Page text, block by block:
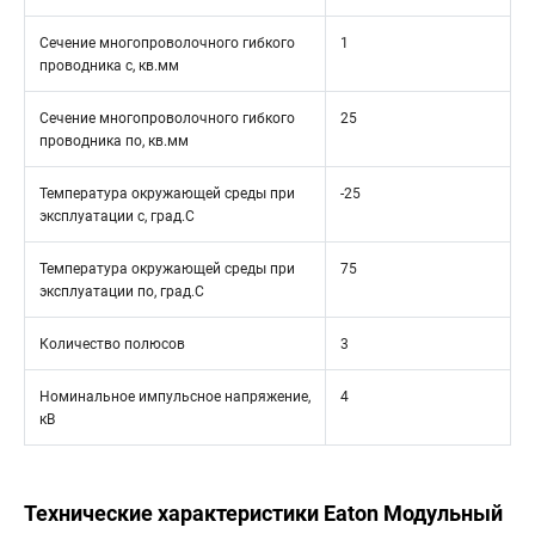
Сечение многопроволочного гибкого
проводника с, кв.мм
1
Сечение многопроволочного гибкого
проводника по, кв.мм
25
Температура окружающей среды при
эксплуатации с, град.C
-25
Температура окружающей среды при
эксплуатации по, град.C
75
Количество полюсов 3
Номинальное импульсное напряжение,
кВ
4
Технические характеристики Eaton Модульный